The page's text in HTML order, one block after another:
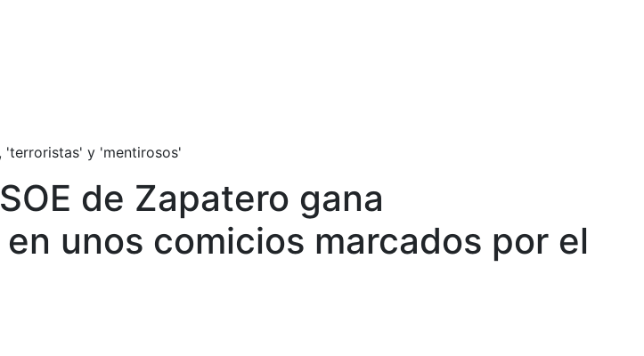
'terroristas' y 'mentirosos'
de Zapatero gana
unos comicios marcados por el